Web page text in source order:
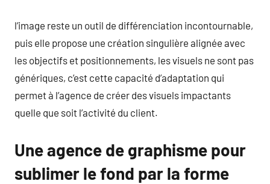
l’image reste un outil de différenciation incontournable,
puis elle propose une création singulière alignée avec
les objectifs et positionnements, les visuels ne sont pas
génériques, c’est cette capacité d’adaptation qui
permet à l’agence de créer des visuels impactants
quelle que soit l’activité du client.
Une agence de graphisme pour
sublimer le fond par la forme